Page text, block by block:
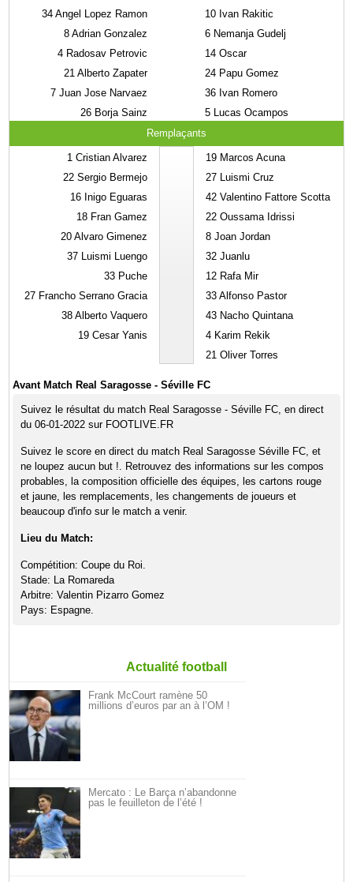
34 Angel Lopez Ramon
8 Adrian Gonzalez
4 Radosav Petrovic
21 Alberto Zapater
7 Juan Jose Narvaez
26 Borja Sainz
10 Ivan Rakitic
6 Nemanja Gudelj
14 Oscar
24 Papu Gomez
36 Ivan Romero
5 Lucas Ocampos
Remplaçants
1 Cristian Alvarez
22 Sergio Bermejo
16 Inigo Eguaras
18 Fran Gamez
20 Alvaro Gimenez
37 Luismi Luengo
33 Puche
27 Francho Serrano Gracia
38 Alberto Vaquero
19 Cesar Yanis
19 Marcos Acuna
27 Luismi Cruz
42 Valentino Fattore Scotta
22 Oussama Idrissi
8 Joan Jordan
32 Juanlu
12 Rafa Mir
33 Alfonso Pastor
43 Nacho Quintana
4 Karim Rekik
21 Oliver Torres
Avant Match Real Saragosse - Séville FC
Suivez le résultat du match Real Saragosse - Séville FC, en direct
du 06-01-2022 sur FOOTLIVE.FR
Suivez le score en direct du match Real Saragosse Séville FC, et
ne loupez aucun but !. Retrouvez des informations sur les compos
probables, la composition officielle des équipes, les cartons rouge
et jaune, les remplacements, les changements de joueurs et
beaucoup d'info sur le match a venir.
Lieu du Match:
Compétition: Coupe du Roi.
Stade: La Romareda
Arbitre: Valentin Pizarro Gomez
Pays: Espagne.
Actualité football
Frank McCourt ramène 50
millions d’euros par an à l’OM !
Mercato : Le Barça n’abandonne
pas le feuilleton de l’été !